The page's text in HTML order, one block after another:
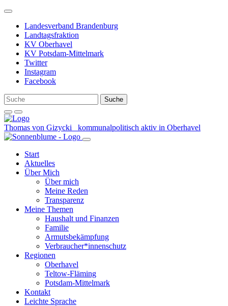
Weiter
Inhalt
Landesverband Brandenburg
Landtagsfraktion
KV Oberhavel
KV Potsdam-Mittelmark
Twitter
Instagram
Facebook
Thomas von Gizycki kommunalpolitisch aktiv in Oberhavel
Start
Aktuelles
Über Mich
Über mich
Meine Reden
Transparenz
Meine Themen
Haushalt und Finanzen
Familie
Armutsbekämpfung
Verbraucher*innenschutz
Regionen
Oberhavel
Teltow-Fläming
Potsdam-Mittelmark
Kontakt
Leichte Sprache